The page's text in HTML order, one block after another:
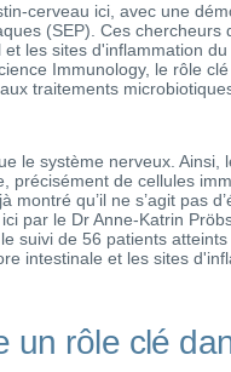
cerveau ici, avec une
(SEP). Ces chercheurs
les sites d'inflammation
Immunology, le rôle
traitements
le système nerveux.
précisément de cellules
montré qu’il ne s’agit pas
par le Dr Anne-Katrin
suivi de 56 patients
intestinale et les sites
un rôle clé